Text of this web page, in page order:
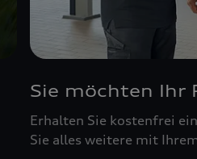
Sie möchten Ihr
Erhalten Sie kostenfrei
Sie alles weitere mit